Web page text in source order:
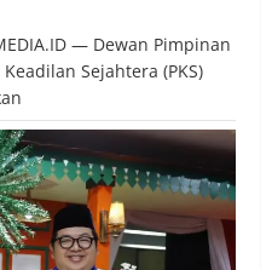
— Dewan Pimpinan
Sejahtera (PKS)